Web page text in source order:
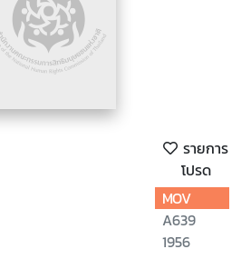
รายการ
โปรด
MOV
A639
1956